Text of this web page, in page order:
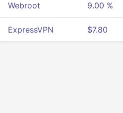
Webroot 9.00 %
ExpressVPN $7.80